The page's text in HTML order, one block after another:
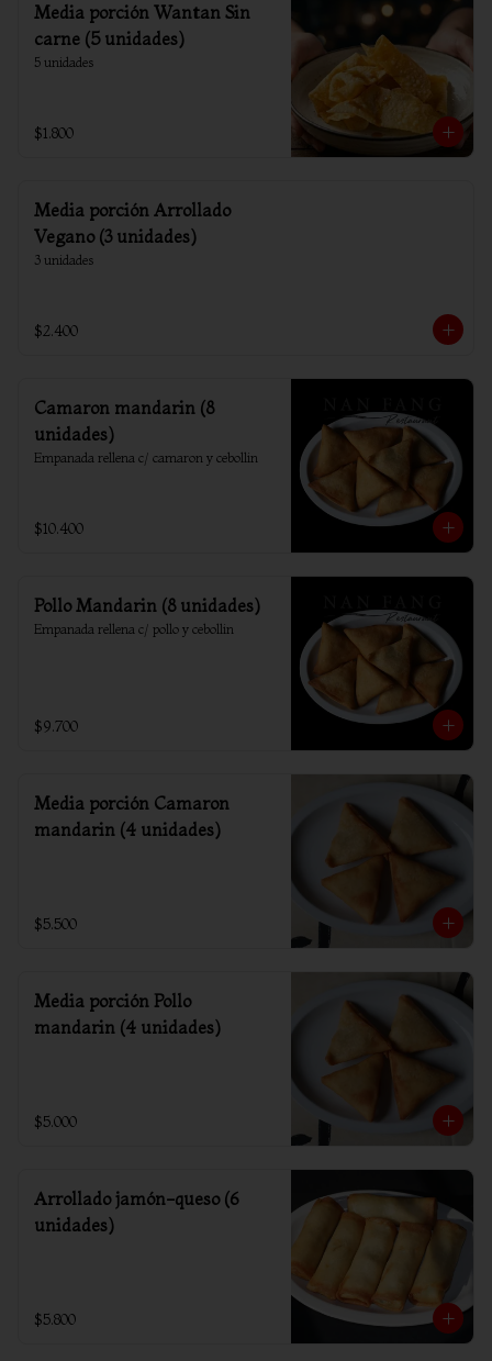
Media porción Wantan Sin
carne (5 unidades)
5 unidades
$1.800
Media porción Arrollado
Vegano (3 unidades)
3 unidades
$2.400
Camaron mandarin (8
unidades)
Empanada rellena c/ camaron y cebollin
$10.400
Pollo Mandarin (8 unidades)
Empanada rellena c/ pollo y cebollin
$9.700
Media porción Camaron
mandarin (4 unidades)
$5.500
Media porción Pollo
mandarin (4 unidades)
$5.000
Arrollado jamón-queso (6
unidades)
$5.800